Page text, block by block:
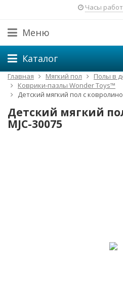
Часы
Меню
Каталог
Главная Мягкий пол
Полы в
Коврики-пазлы Wonder Toys™
Детский мягкий пол с
Детский мягкий
MJC-30075